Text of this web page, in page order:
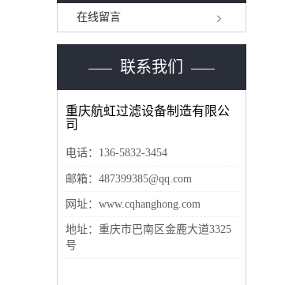
在线留言
联系我们
重庆航虹过滤设备制造有限公
司
电话： 136-5832-3454
邮箱： 487399385@qq.com
网址：www.cqhanghong.com
地址：重庆市巴南区金鹿大道3325
号